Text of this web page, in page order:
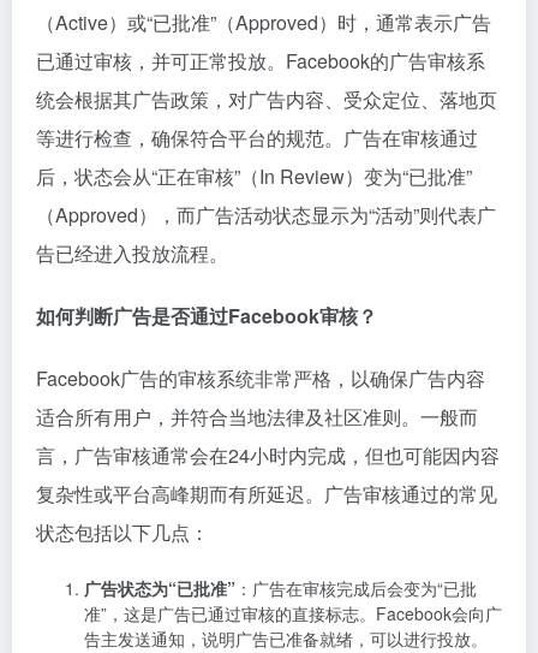
（Active）或“已批准”（Approved）时，通常表示广告
已通过审核，并可正常投放。Facebook的广告审核系
统会根据其广告政策，对广告内容、受众定位、落地页
等进行检查，确保符合平台的规范。广告在审核通过
后，状态会从“正在审核”（In Review）变为“已批准”
（Approved），而广告活动状态显示为“活动”则代表广
告已经进入投放流程。
如何判断广告是否通过Facebook审核？
Facebook广告的审核系统非常严格，以确保广告内容
适合所有用户，并符合当地法律及社区准则。一般而
言，广告审核通常会在24小时内完成，但也可能因内容
复杂性或平台高峰期而有所延迟。广告审核通过的常见
状态包括以下几点：
广告状态为“已批准” ：广告在审核完成后会变为“已批
准”，这是广告已通过审核的直接标志。Facebook会向广
告主发送通知，说明广告已准备就绪，可以进行投放。